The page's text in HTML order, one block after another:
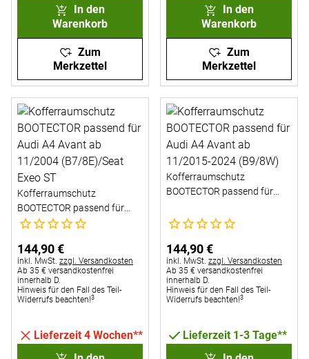
In den
Warenkorb
Zum
Merkzettel
In den
Warenkorb
Zum
Merkzettel
Kofferraumschutz
BOOTECTOR passend für
Audi A4 Avant ab 11/2004
Noch keine Bewertungen abgegeben
144,90€
Steuerhinweis:
inkl. MwSt. zzgl. Versandkosten
Ab 35 € versandkostenfrei
innerhalb D.
Hinweis für den Fall des Teil-
Widerrufs beachten!3
Lieferzeit 4 Wochen**
Kofferraumschutz
BOOTECTOR passend für
2024 (B9/8W)
Noch keine Bewertungen
144,90€
Steuerhinweis:
inkl. MwSt. zzgl. Versandkosten
Ab 35 € versandkostenfrei
innerhalb D.
Hinweis für den Fall des Teil-
Widerrufs beachten!3
Lieferzeit 1-3 Tage**